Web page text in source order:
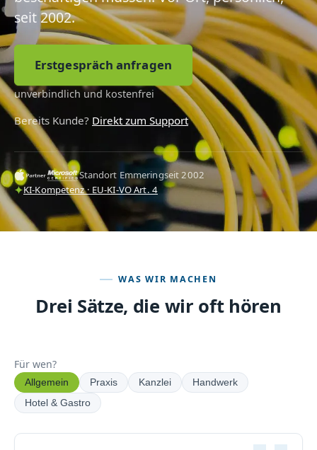
seit 2002.
Erstgespräch anfragen
unverbindlich und kostenfrei
Bereits Kunde? Direkt zum Support
Standort Emmeringseit 2002
KI-Kompetenz · EU-KI-VO Art. 4
WAS WIR MACHEN
Drei Sätze, die wir oft hören
Für wen?
Allgemein Praxis Kanzlei
Handwerk
Hotel & Gastro